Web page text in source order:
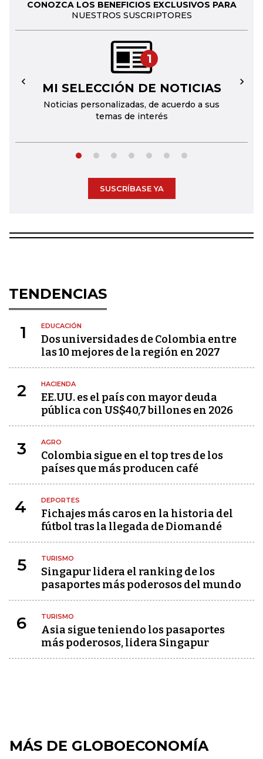
CONOZCA LOS BENEFICIOS EXCLUSIVOS PARA
NUESTROS SUSCRIPTORES
1
MI SELECCIÓN DE NOTICIAS
Noticias personalizadas, de acuerdo a sus
temas de interés
← →
SUSCRÍBASE YA
TENDENCIAS
1 EDUCACIÓN
Dos universidades de Colombia entre
las 10 mejores de la región en 2027
2 HACIENDA
EE.UU. es el país con mayor deuda
pública con US$40,7 billones en 2026
3 AGRO
Colombia sigue en el top tres de los
países que más producen café
4 DEPORTES
Fichajes más caros en la historia del
fútbol tras la llegada de Diomandé
5 TURISMO
Singapur lidera el ranking de los
pasaportes más poderosos del mundo
6 TURISMO
Asia sigue teniendo los pasaportes
más poderosos, lidera Singapur
MÁS DE GLOBOECONOMÍA